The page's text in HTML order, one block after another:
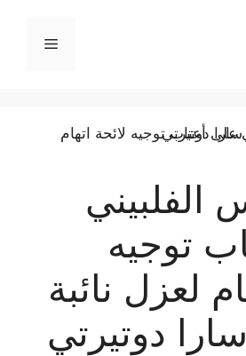
القائمة
الفلبيني
توجيه
لعزل نائبة
دوتيرتي